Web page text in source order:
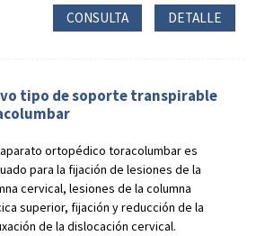
CONSULTA DETALLE
tipo de soporte transpirable
ortopédico toracolumbar es
para la fijación de lesiones de la
cervical, lesiones de la columna
superior, fijación y reducción de la
de la dislocación cervical.